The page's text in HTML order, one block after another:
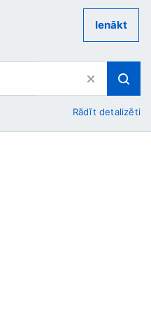
Ienākt
Rādīt detalizēti